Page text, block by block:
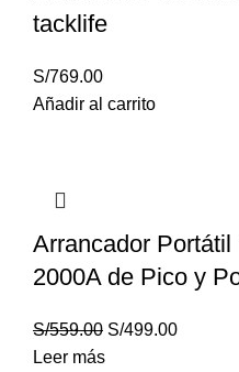
tacklife
S/769.00
Añadir al carrito
Arrancador Portátil
2000A de Pico y
S/559.00 S/499.00
Leer más